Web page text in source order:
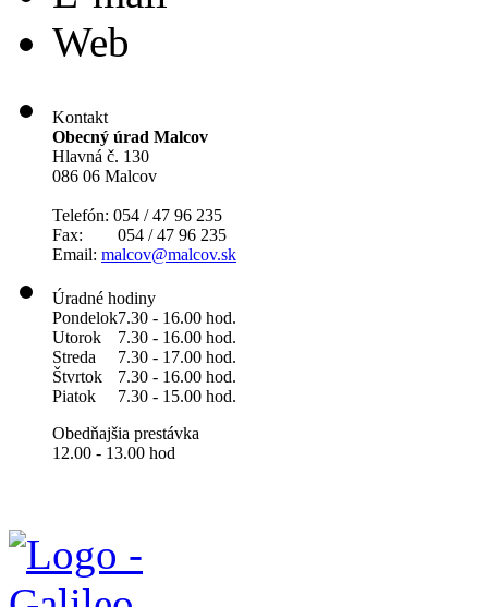
Web
Kontakt
Obecný úrad Malcov
Hlavná č. 130
086 06 Malcov
Telefón: 054 / 47 96 235
Fax: 054 / 47 96 235
Email: malcov@malcov.sk
Úradné hodiny
Pondelok7.30 - 16.00 hod.
Utorok
7.30 - 16.00 hod.
Streda
7.30 - 17.00 hod.
Štvrtok
7.30 - 16.00 hod.
Piatok
7.30 - 15.00 hod.
Obedňajšia prestávka
12.00 - 13.00 hod